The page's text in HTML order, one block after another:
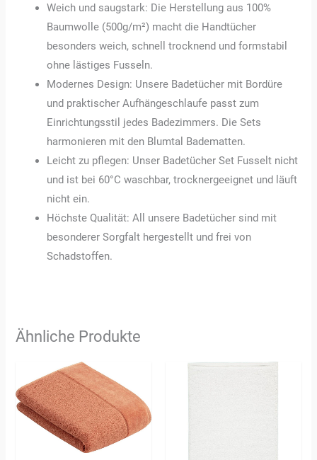
Weich und saugstark: Die Herstellung aus 100%
Baumwolle (500g/m²) macht die Handtücher
besonders weich, schnell trocknend und formstabil
ohne lästiges Fusseln.
Modernes Design: Unsere Badetücher mit Bordüre
und praktischer Aufhängeschlaufe passt zum
Einrichtungsstil jedes Badezimmers. Die Sets
harmonieren mit den Blumtal Badematten.
Leicht zu pflegen: Unser Badetücher Set Fusselt nicht
und ist bei 60°C waschbar, trocknergeeignet und läuft
nicht ein.
Höchste Qualität: All unsere Badetücher sind mit
besonderer Sorgfalt hergestellt und frei von
Schadstoffen.
Ähnliche Produkte